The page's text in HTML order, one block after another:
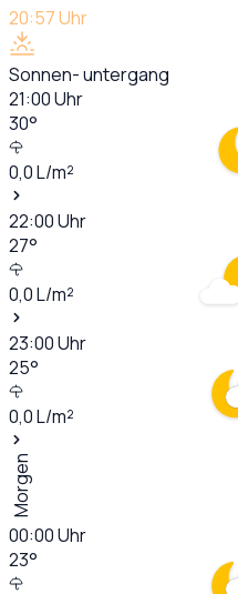
20:57Uhr
Sonnen- untergang
21:00Uhr
30°
0,0L/m²
22:00Uhr
27°
0,0L/m²
23:00Uhr
25°
0,0L/m²
Morgen
00:00Uhr
23°